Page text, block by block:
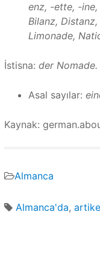
enz, -ette, -
Bilanz,
Limonade,
İstisna: der Nomade.
Asal sayılar:
Kaynak:
Almanca
Almanca'da,